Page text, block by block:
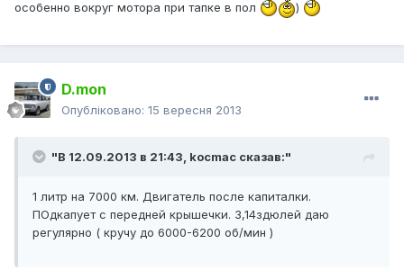
особенно вокруг мотора при тапке в пол )
D.mon
Опубліковано: 15 вересня 2013
"В 12.09.2013 в 21:43, kocmac сказав:"
1 литр на 7000 км. Двигатель после капиталки.
ПОдкапует с передней крышечки. 3,14здюлей даю
регулярно ( кручу до 6000-6200 об/мин )